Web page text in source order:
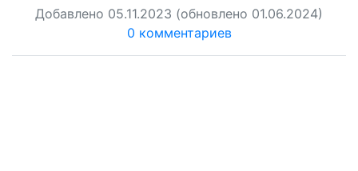
Добавлено 05.11.2023 (обновлено 01.06.2024)
0 комментариев